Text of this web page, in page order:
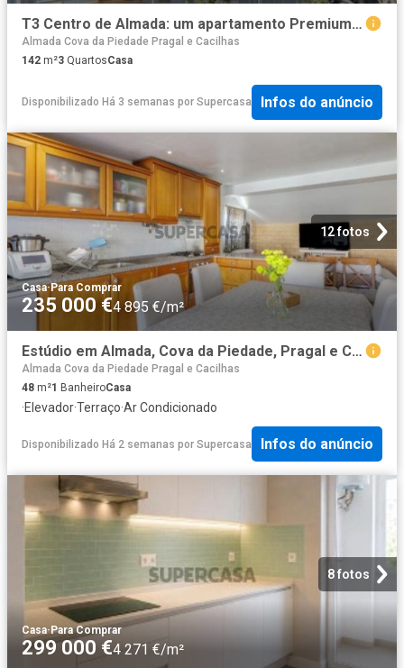
T3 Centro de Almada: um apartamento Premium onde espaço, vista e localização se encontram
Almada Cova da Piedade Pragal e Cacilhas
142 m²3 QuartosCasa
Disponibilizado Há 3 semanas por Supercasa Infos do anúncio
12 fotos
Casa·Para Comprar
235 000 €4 895 €/m²
Estúdio em Almada, Cova da Piedade, Pragal e Cacilhas de 47,7 m²
Almada Cova da Piedade Pragal e Cacilhas
48 m²1 BanheiroCasa
·Elevador·Terraço·Ar Condicionado
Disponibilizado Há 2 semanas por Supercasa Infos do anúncio
8 fotos
Casa·Para Comprar
299 000 €4 271 €/m²